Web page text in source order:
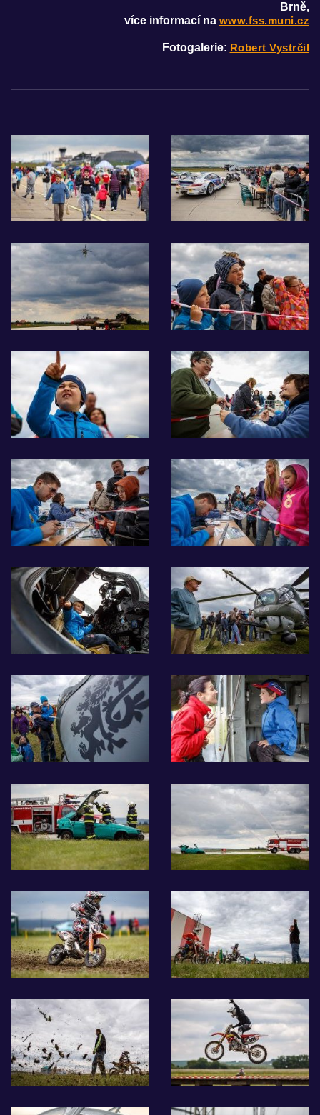
Brně,
více informací na www.fss.muni.cz
Fotogalerie: Robert Vystrčil